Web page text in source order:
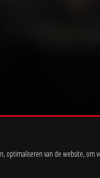
optimaliseren van de website, om